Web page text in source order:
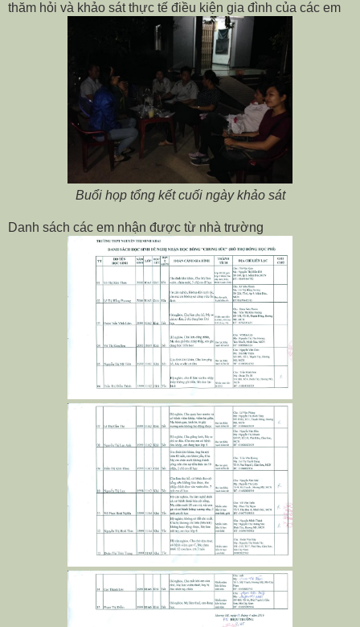
thăm hỏi và khảo sát thực tế điều kiện gia đình của các em
Buổi họp tổng kết cuối ngày khảo sát
Danh sách các em nhận được từ nhà trường